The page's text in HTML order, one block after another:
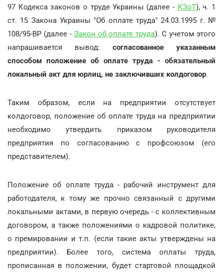
97 Кодекса законов о труде Украины (далее - КЗоТ), ч. 1
ст. 15 Закона Украины "Об оплате труда" 24.03.1995 г. №
108/95-ВР (далее - Закон об оплате труда). С учетом этого
напрашивается вывод: согласованное указанным
способом положение об оплате труда - обязательный
локальный акт для юрлиц, не заключивших колдоговор.
Таким образом, если на предприятии отсутствует
колдоговор, положение об оплате труда на предприятии
необходимо утвердить приказом руководителя
предприятия по согласованию с профсоюзом (его
представителем).
Положение об оплате труда - рабочий инструмент для
работодателя, к тому же прочно связанный с другими
локальными актами, в первую очередь - с коллективным
договором, а также положениями о кадровой политике,
о премировании и т.п. (если такие акты утверждены на
предприятии). Более того, система оплаты труда,
прописанная в положении, будет стартовой площадкой